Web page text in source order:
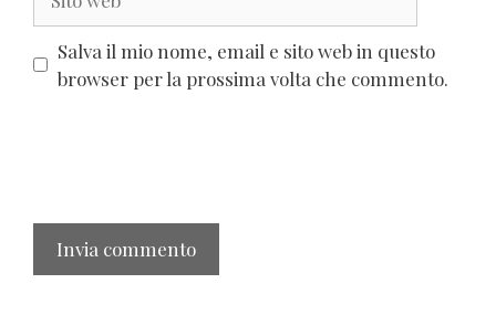
web
Salva il mio nome, email e sito web in questo
browser per la prossima volta che commento.